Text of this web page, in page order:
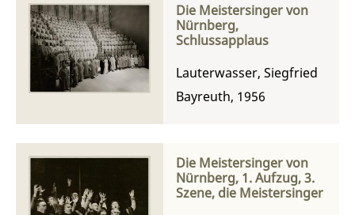
Die Meistersinger von
Nürnberg,
Schlussapplaus
Lauterwasser, Siegfried
Bayreuth, 1956
Die Meistersinger von
Nürnberg, 1. Aufzug, 3.
Szene, die Meistersinger